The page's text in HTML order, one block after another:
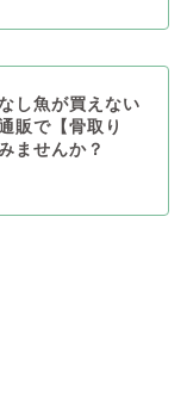
し魚が買えない
販で【骨取り
ませんか？